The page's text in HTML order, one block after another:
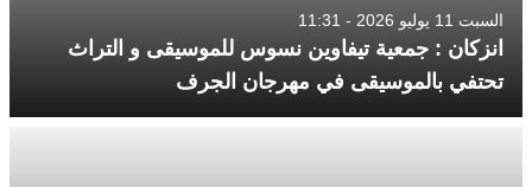
السبت 11 يوليو 2026 - 11:31
انزكان : جمعية تيفاوين نسوس للموسيقى و التراث
تحتفي بالموسيقى في مهرجان الجرف